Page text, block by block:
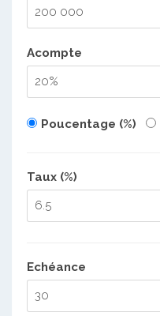
Acompte
Poucentage (%)
Taux (%)
Echéance